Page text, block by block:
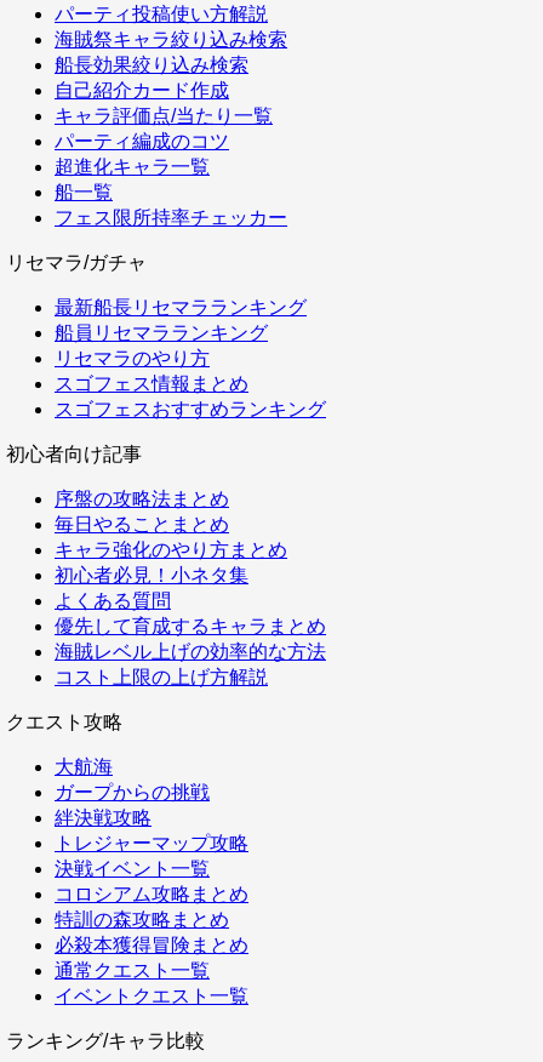
パーティ投稿使い方解説
海賊祭キャラ絞り込み検索
船長効果絞り込み検索
自己紹介カード作成
キャラ評価点/当たり一覧
パーティ編成のコツ
超進化キャラ一覧
船一覧
フェス限所持率チェッカー
リセマラ/ガチャ
最新船長リセマラランキング
船員リセマラランキング
リセマラのやり方
スゴフェス情報まとめ
スゴフェスおすすめランキング
初心者向け記事
序盤の攻略法まとめ
毎日やることまとめ
キャラ強化のやり方まとめ
初心者必見！小ネタ集
よくある質問
優先して育成するキャラまとめ
海賊レベル上げの効率的な方法
コスト上限の上げ方解説
クエスト攻略
大航海
ガープからの挑戦
絆決戦攻略
トレジャーマップ攻略
決戦イベント一覧
コロシアム攻略まとめ
特訓の森攻略まとめ
必殺本獲得冒険まとめ
通常クエスト一覧
イベントクエスト一覧
ランキング/キャラ比較